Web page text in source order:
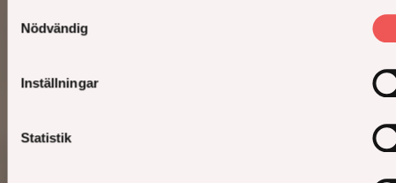
Nödvändig
Inställningar
Statistik